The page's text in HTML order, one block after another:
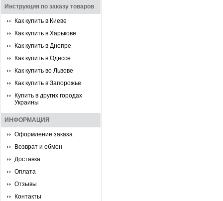
Инструкция по заказу товаров
Как купить в Киеве
Как купить в Харькове
Как купить в Днепре
Как купить в Одессе
Как купить во Львове
Как купить в Запорожье
Купить в других городах
Украины
ИНФОРМАЦИЯ
Оформление заказа
Возврат и обмен
Доставка
Оплата
Отзывы
Контакты